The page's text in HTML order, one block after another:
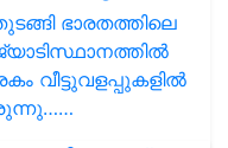
ഭാരതത്തിലെ
വീട്ടുവളപ്പുകളിൽ